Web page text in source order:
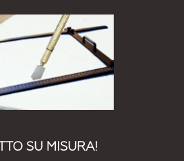
SU MISURA!